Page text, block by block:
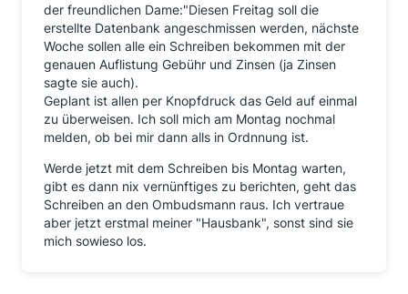
der freundlichen Dame:"Diesen Freitag soll die
erstellte Datenbank angeschmissen werden, nächste
Woche sollen alle ein Schreiben bekommen mit der
genauen Auflistung Gebühr und Zinsen (ja Zinsen
sagte sie auch).
Geplant ist allen per Knopfdruck das Geld auf einmal
zu überweisen. Ich soll mich am Montag nochmal
melden, ob bei mir dann alls in Ordnnung ist.
Werde jetzt mit dem Schreiben bis Montag warten,
gibt es dann nix vernünftiges zu berichten, geht das
Schreiben an den Ombudsmann raus. Ich vertraue
aber jetzt erstmal meiner "Hausbank", sonst sind sie
mich sowieso los.